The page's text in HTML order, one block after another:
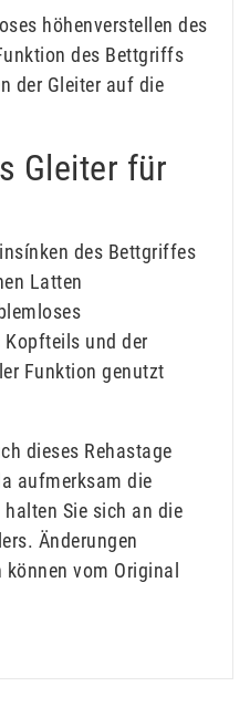
höhenverstellen des
des Bettgriffs
der Gleiter auf die
Gleiter für
des Bettgriffes
Latten
Kopfteils und der
Funktion genutzt
dieses Rehastage
aufmerksam die
Sie sich an die
Änderungen
vom Original